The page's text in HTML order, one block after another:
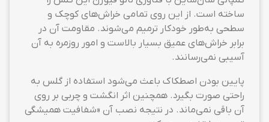
ساخته است. از این روی تمامی خراش‌های کوچک و
سطحی به‌طور خودکار ترمیم می‌شوند. مقاومت آن در
برابر خراش‌های عمیق بسیار بالاست و امور روزمره به آن
آسیبی نمی‌رسانند.
پایین بودن اصطکاک باعث می‌شود استفاده از گلس به
راحتی صورت بگیرد. همچنین اثر انگشت و چربی بر روی
آن باقی نمی‌ماند. در نتیجه نصب آن «شفافیت همیشگی